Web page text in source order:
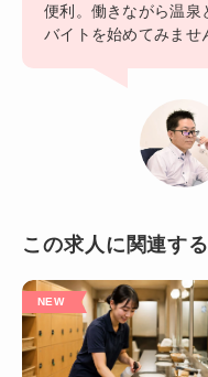
便利。働きながら温泉
バイトを始めてみませ
この求人に関連す